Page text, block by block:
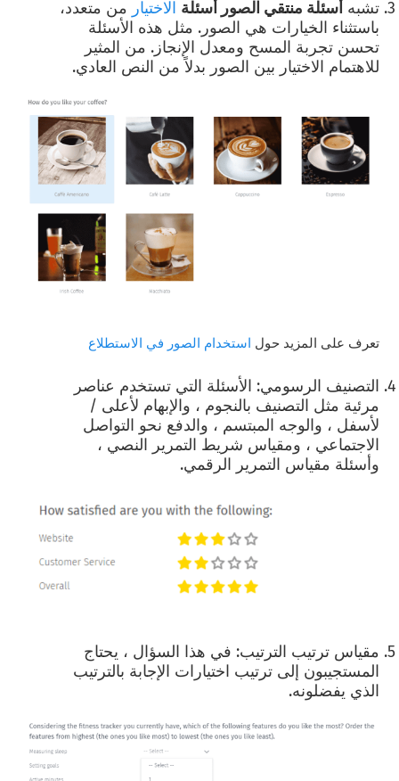
تشبه أسئلة منتقي الصور أسئلة الاختيار من متعدد،
باستثناء الخيارات هي الصور. مثل هذه الأسئلة
تحسن تجربة المسح ومعدل الإنجاز. من المثير
للاهتمام الاختيار بين الصور بدلاً من النص العادي.
تعرف على المزيد حول استخدام الصور في الاستطلاع
التصنيف الرسومي: الأسئلة التي تستخدم عناصر
مرئية مثل التصنيف بالنجوم ، والإبهام لأعلى /
لأسفل ، والوجه المبتسم ، والدفع نحو التواصل
الاجتماعي ، ومقياس شريط التمرير النصي ،
وأسئلة مقياس التمرير الرقمي.
مقياس ترتيب الترتيب: في هذا السؤال ، يحتاج
المستجيبون إلى ترتيب اختيارات الإجابة بالترتيب
الذي يفضلونه.